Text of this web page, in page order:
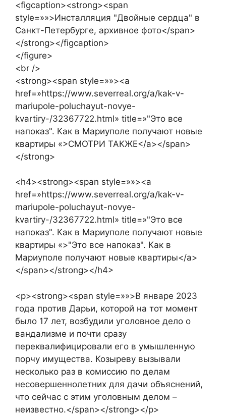
<figcaption><strong><span
style=»»>Инсталляция "Двойные сердца" в
Санкт-Петербурге, архивное фото</span>
</strong></figcaption>
</figure>
<br />
<strong><span style=»»><a
href=»https://www.severreal.org/a/kak-v-
mariupole-poluchayut-novye-
kvartiry-/32367722.html» title=»"Это все
напоказ". Как в Мариуполе получают новые
квартиры «>СМОТРИ ТАКЖЕ</a></span>
</strong>
<h4><strong><span style=»»><a
href=»https://www.severreal.org/a/kak-v-
mariupole-poluchayut-novye-
kvartiry-/32367722.html» title=»"Это все
напоказ". Как в Мариуполе получают новые
квартиры «>"Это все напоказ". Как в
Мариуполе получают новые квартиры</a>
</span></strong></h4>
<p><strong><span style=»»>В январе 2023
года против Дарьи, которой на тот момент
было 17 лет, возбудили уголовное дело о
вандализме и почти сразу
переквалифицировали его в умышленную
порчу имущества. Козыреву вызывали
несколько раз в комиссию по делам
несовершеннолетних для дачи объяснений,
что сейчас с этим уголовным делом –
неизвестно.</span></strong></p>